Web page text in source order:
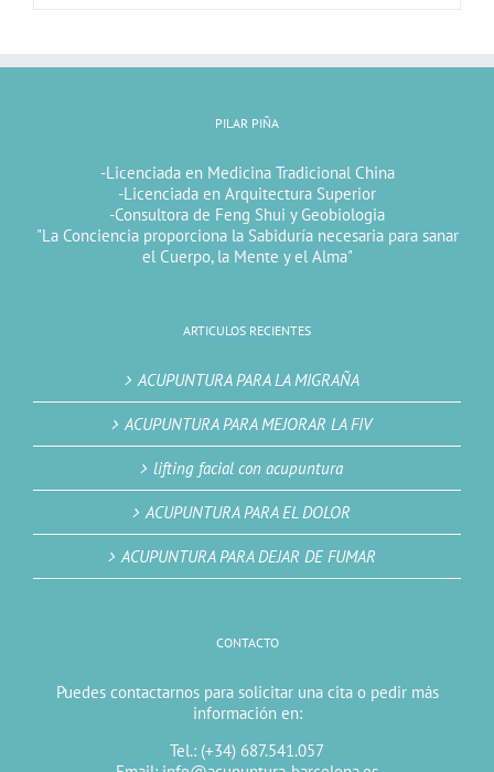
PILAR PIÑA
-Licenciada en Medicina Tradicional China
-Licenciada en Arquitectura Superior
-Consultora de Feng Shui y Geobiologia
"La Conciencia proporciona la Sabiduría necesaria para sanar
el Cuerpo, la Mente y el Alma"
ARTICULOS RECIENTES
ACUPUNTURA PARA LA MIGRAÑA
ACUPUNTURA PARA MEJORAR LA FIV
lifting facial con acupuntura
ACUPUNTURA PARA EL DOLOR
ACUPUNTURA PARA DEJAR DE FUMAR
CONTACTO
Puedes contactarnos para solicitar una cita o pedir más
información en:
Tel.: (+34) 687.541.057